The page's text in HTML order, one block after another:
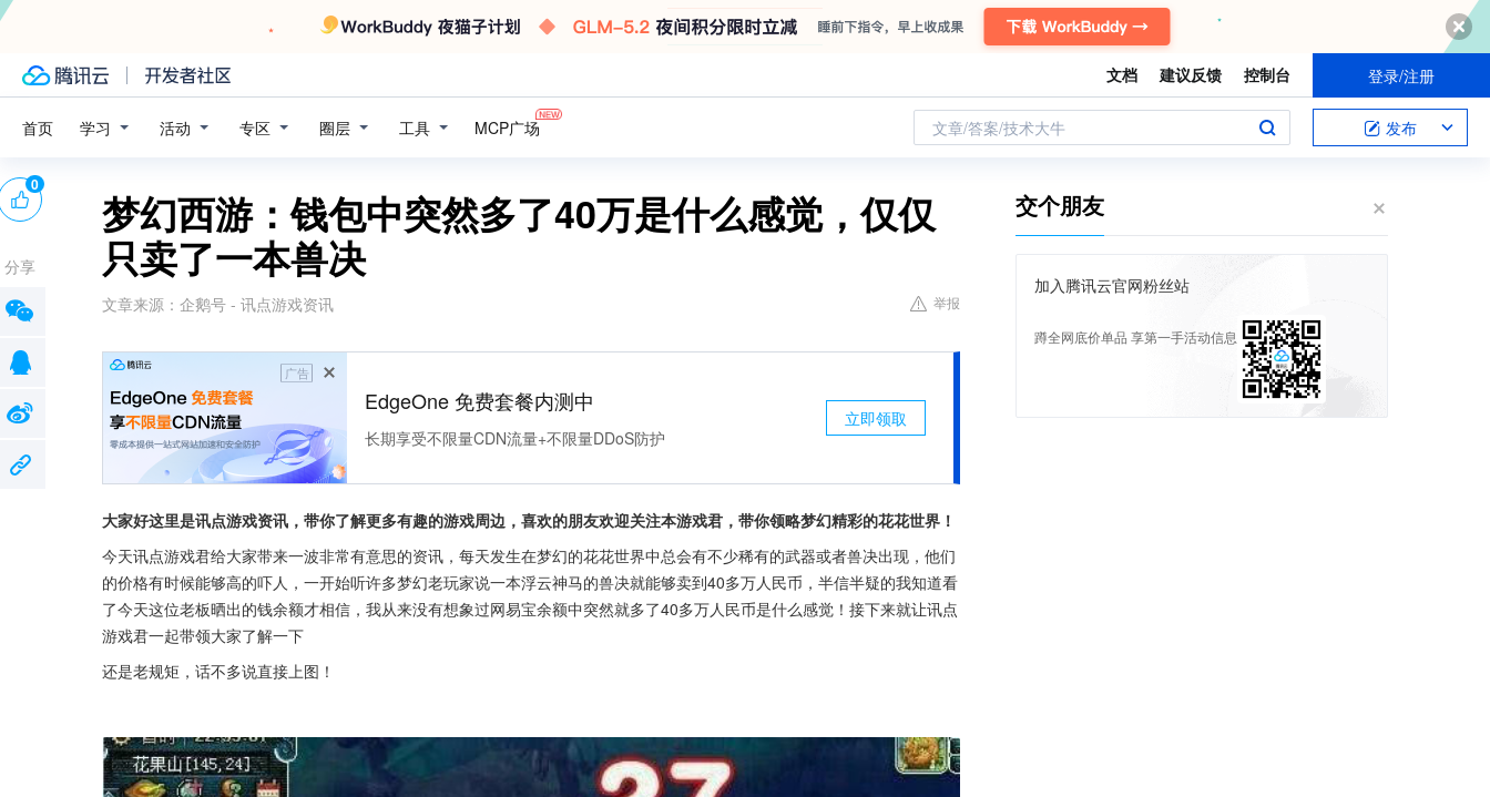
文档 建议反馈 控制台 登录/注册
首页 学习 活动 专区 圈层 工具 MCP广场 文章/答案/技术大牛 发布
梦幻西游：钱包中突然多了40万是什么感觉，仅仅
只卖了一本兽决
文章来源： 企鹅号 - 讯点游戏资讯 举报
广告
EdgeOne 免费套餐内测中
长期享受不限量CDN流量+不限量DDoS防护
立即领取
大家好这里是讯点游戏资讯，带你了解更多有趣的游戏周边，喜欢的朋友欢迎关注本游戏君，带你领略梦幻精彩的花花世界！
今天讯点游戏君给大家带来一波非常有意思的资讯，每天发生在梦幻的花花世界中总会有不少稀有的武器或者兽决出现，他们
的价格有时候能够高的吓人，一开始听许多梦幻老玩家说一本浮云神马的兽决就能够卖到40多万人民币，半信半疑的我知道看
了今天这位老板晒出的钱余额才相信，我从来没有想象过网易宝余额中突然就多了40多万人民币是什么感觉！接下来就让讯点
游戏君一起带领大家了解一下
还是老规矩，话不多说直接上图！
0
分享
交个朋友
加入腾讯云官网粉丝站
蹲全网底价单品 享第一手活动信息